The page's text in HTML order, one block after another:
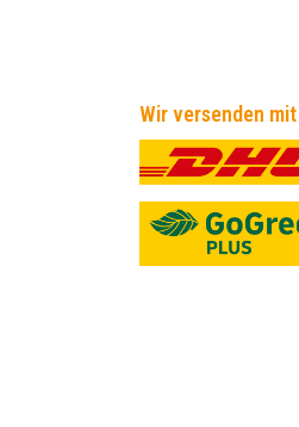
Wir versenden mit